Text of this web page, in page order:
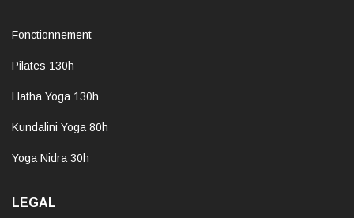
Fonctionnement
Pilates 130h
Hatha Yoga 130h
Kundalini Yoga 80h
Yoga Nidra 30h
LEGAL